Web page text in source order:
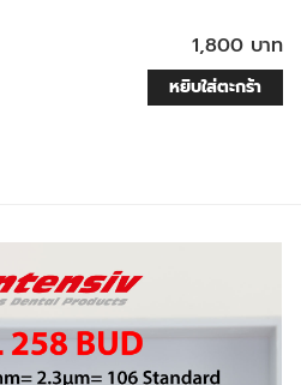
1,800 บาท
หยิบใส่ตะกร้า